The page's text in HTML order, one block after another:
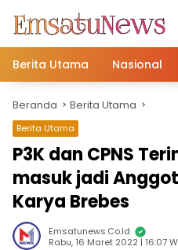
konten
Berita Utama
Nasional
Beranda Berita Utama
Berita Utama
P3K dan CPNS
masuk jadi
Karya Brebes
Emsatunews.co.id
Rabu, 16 Maret 2022 | 16:07